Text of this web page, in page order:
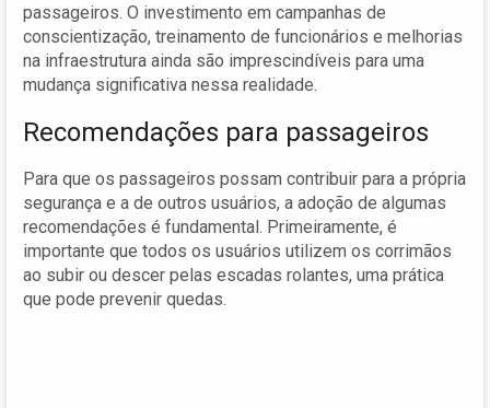
passageiros. O investimento em campanhas de
conscientização, treinamento de funcionários e melhorias
na infraestrutura ainda são imprescindíveis para uma
mudança significativa nessa realidade.
Recomendações para passageiros
Para que os passageiros possam contribuir para a própria
segurança e a de outros usuários, a adoção de algumas
recomendações é fundamental. Primeiramente, é
importante que todos os usuários utilizem os corrimãos
ao subir ou descer pelas escadas rolantes, uma prática
que pode prevenir quedas.